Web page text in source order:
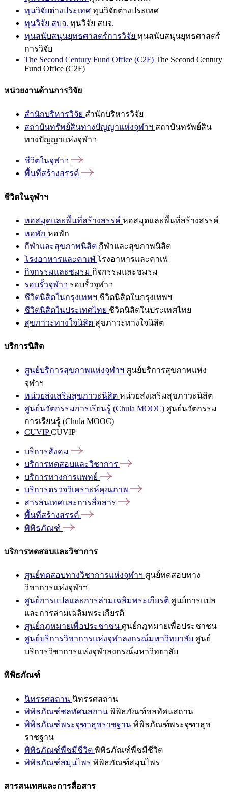
ทุนวิจัยต่างประเทศ ทุนวิจัยต่างประเทศ
ทุนวิจัย สบจ. ทุนวิจัย สบจ.
ทุนสนับสนุนยุทธศาสตร์การวิจัย ทุนสนับสนุนยุทธศาสตร์
การวิจัย
The Second Century Fund Office (C2F) The Second Century
Fund Office (C2F)
หน่วยงานด้านการวิจัย
สำนักบริหารวิจัย สำนักบริหารวิจัย
สถาบันทรัพย์สินทางปัญญาแห่งจุฬาฯ สถาบันทรัพย์สิน
ทางปัญญาแห่งจุฬาฯ
ชีวิตในจุฬาฯ
พื้นที่สร้างสรรค์
ชีวิตในจุฬาฯ
หอสมุดและพื้นที่สร้างสรรค์ หอสมุดและพื้นที่สร้างสรรค์
หอพัก หอพัก
กีฬาและสุขภาพนิสิต กีฬาและสุขภาพนิสิต
โรงอาหารและคาเฟ่ โรงอาหารและคาเฟ่
กิจกรรมและชมรม กิจกรรมและชมรม
รอบรั้วจุฬาฯ รอบรั้วจุฬาฯ
ชีวิตนิสิตในกรุงเทพฯ ชีวิตนิสิตในกรุงเทพฯ
ชีวิตนิสิตในประเทศไทย ชีวิตนิสิตในประเทศไทย
สุขภาวะทางใจนิสิต สุขภาวะทางใจนิสิต
บริการนิสิต
ศูนย์บริการสุขภาพแห่งจุฬาฯ ศูนย์บริการสุขภาพแห่ง
จุฬาฯ
หน่วยส่งเสริมสุขภาวะนิสิต หน่วยส่งเสริมสุขภาวะนิสิต
ศูนย์นวัตกรรมการเรียนรู้ (Chula MOOC) ศูนย์นวัตกรรม
การเรียนรู้ (Chula MOOC)
CUVIPCUVIP
บริการสังคม
บริการทดสอบและวิชาการ
บริการทางการแพทย์
บริการตรวจวิเคราะห์คุณภาพ
สารสนเทศและการสื่อสาร
พื้นที่สร้างสรรค์
พิพิธภัณฑ์
บริการทดสอบและวิชาการ
ศูนย์ทดสอบทางวิชาการแห่งจุฬาฯ ศูนย์ทดสอบทาง
วิชาการแห่งจุฬาฯ
ศูนย์การแปลและการล่ามเฉลิมพระเกียรติ ศูนย์การแปล
และการล่ามเฉลิมพระเกียรติ
ศูนย์กฎหมายเพื่อประชาชน ศูนย์กฎหมายเพื่อประชาชน
ศูนย์บริการวิชาการแห่งจุฬาลงกรณ์มหาวิทยาลัย ศูนย์
บริการวิชาการแห่งจุฬาลงกรณ์มหาวิทยาลัย
พิพิธภัณฑ์
นิทรรศสถาน นิทรรศสถาน
พิพิธภัณฑ์ชลทัศนสถาน พิพิธภัณฑ์ชลทัศนสถาน
พิพิธภัณฑ์พระจุฑาธุชราชฐาน พิพิธภัณฑ์พระจุฑาธุช
ราชฐาน
พิพิธภัณฑ์พืชมีชีวิต พิพิธภัณฑ์พืชมีชีวิต
พิพิธภัณฑ์สมุนไพร พิพิธภัณฑ์สมุนไพร
สารสนเทศและการสื่อสาร